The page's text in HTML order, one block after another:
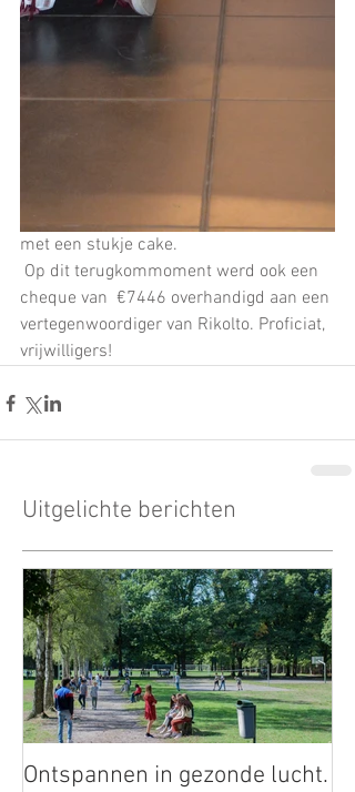
met een stukje cake.
cheque van  €7446 overhandigd aan een
vertegenwoordiger van Rikolto. Proficiat,
vrijwilligers!
Uitgelichte berichten
Ontspannen in gezonde lucht.